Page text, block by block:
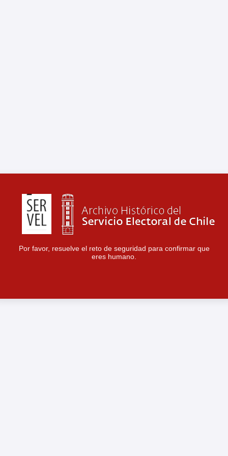
Por favor, resuelve el reto de seguridad para confirmar que
eres humano.